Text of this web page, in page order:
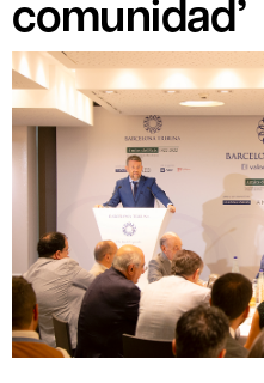
comunidad’